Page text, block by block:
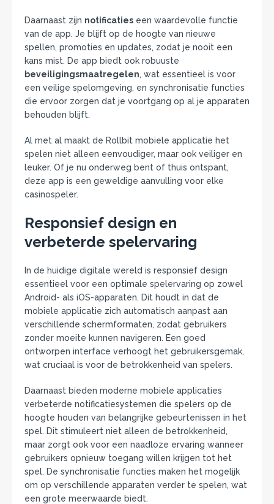
Daarnaast zijn notificaties een waardevolle functie
van de app. Je blijft op de hoogte van nieuwe
spellen, promoties en updates, zodat je nooit een
kans mist. De app biedt ook robuuste
beveiligingsmaatregelen, wat essentieel is voor
een veilige spelomgeving, en synchronisatie functies
die ervoor zorgen dat je voortgang op al je apparaten
behouden blijft.
Al met al maakt de Rollbit mobiele applicatie het
spelen niet alleen eenvoudiger, maar ook veiliger en
leuker. Of je nu onderweg bent of thuis ontspant,
deze app is een geweldige aanvulling voor elke
casinospeler.
Responsief design en
verbeterde spelervaring
In de huidige digitale wereld is responsief design
essentieel voor een optimale spelervaring op zowel
Android- als iOS-apparaten. Dit houdt in dat de
mobiele applicatie zich automatisch aanpast aan
verschillende schermformaten, zodat gebruikers
zonder moeite kunnen navigeren. Een goed
ontworpen interface verhoogt het gebruikersgemak,
wat cruciaal is voor de betrokkenheid van spelers.
Daarnaast bieden moderne mobiele applicaties
verbeterde notificatiesystemen die spelers op de
hoogte houden van belangrijke gebeurtenissen in het
spel. Dit stimuleert niet alleen de betrokkenheid,
maar zorgt ook voor een naadloze ervaring wanneer
gebruikers opnieuw toegang willen krijgen tot het
spel. De synchronisatie functies maken het mogelijk
om op verschillende apparaten verder te spelen, wat
een grote meerwaarde biedt.